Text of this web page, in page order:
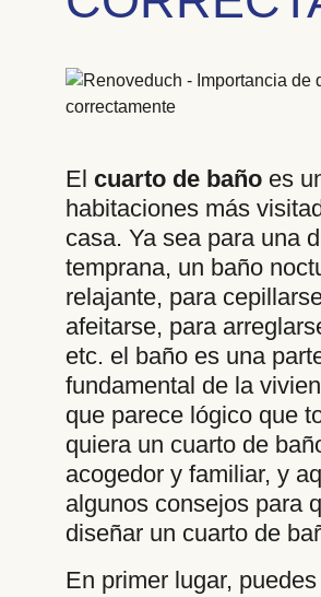
El cuarto de baño es
habitaciones más
casa. Ya sea para una
temprana, un baño
relajante, para
afeitarse, para
etc. el baño es una
fundamental de la
que parece lógico que
quiera un cuarto de
acogedor y familiar, y
algunos consejos para
diseñar un cuarto de
En primer lugar,